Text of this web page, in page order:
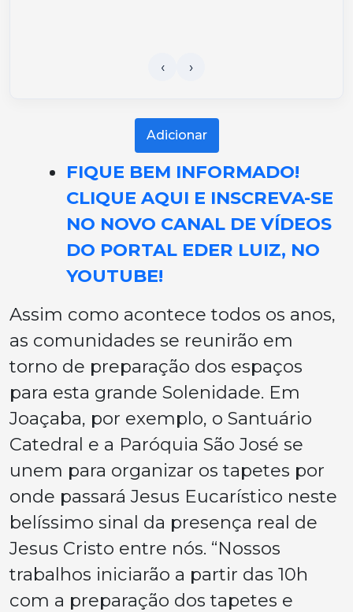
Adicionar
FIQUE BEM INFORMADO!
CLIQUE AQUI E INSCREVA-SE
NO NOVO CANAL DE VÍDEOS
DO PORTAL EDER LUIZ, NO
YOUTUBE!
Assim como acontece todos os anos,
as comunidades se reunirão em
torno de preparação dos espaços
para esta grande Solenidade. Em
Joaçaba, por exemplo, o Santuário
Catedral e a Paróquia São José se
unem para organizar os tapetes por
onde passará Jesus Eucarístico neste
belíssimo sinal da presença real de
Jesus Cristo entre nós. “Nossos
trabalhos iniciarão a partir das 10h
com a preparação dos tapetes e